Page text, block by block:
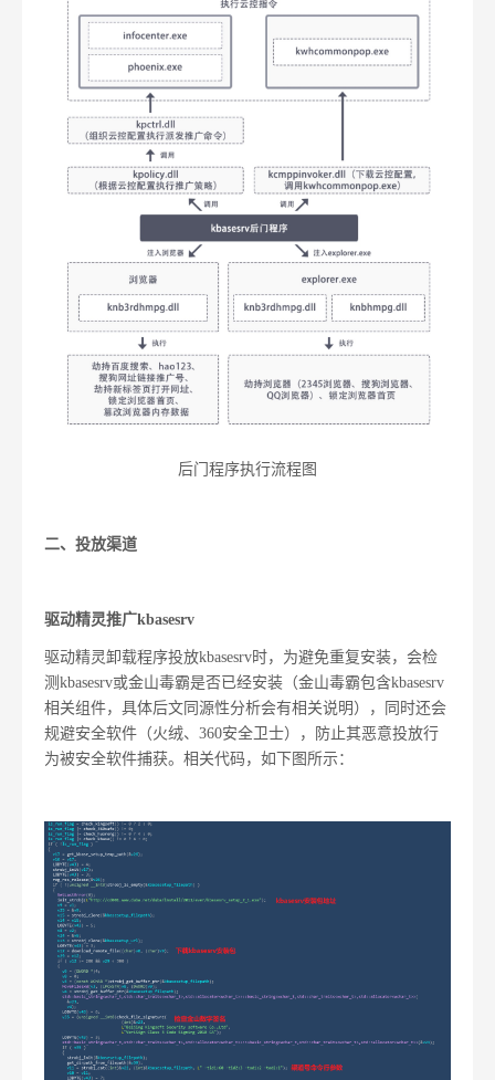
后门程序执行流程图
二、 投放渠道
驱动精灵推广kbasesrv
驱动精灵卸载程序投放kbasesrv时，为避免重复安装，会检
测kbasesrv或金山毒霸是否已经安装（金山毒霸包含kbasesrv
相关组件，具体后文同源性分析会有相关说明），同时还会
规避安全软件（火绒、360安全卫士），防止其恶意投放行
为被安全软件捕获。相关代码，如下图所示：